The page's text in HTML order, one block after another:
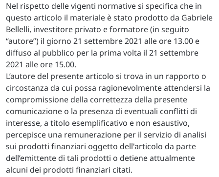
Nel rispetto delle vigenti normative si specifica che in
questo articolo il materiale è stato prodotto da Gabriele
Bellelli, investitore privato e formatore (in seguito
“autore”) il giorno 21 settembre 2021 alle ore 13.00 e
diffuso al pubblico per la prima volta il 21 settembre
2021 alle ore 15.00.
L’autore del presente articolo si trova in un rapporto o
circostanza da cui possa ragionevolmente attendersi la
compromissione della correttezza della presente
comunicazione o la presenza di eventuali conflitti di
interesse, a titolo esemplificativo e non esaustivo,
percepisce una remunerazione per il servizio di analisi
sui prodotti finanziari oggetto dell'articolo da parte
dell’emittente di tali prodotti o detiene attualmente
alcuni dei prodotti finanziari citati.